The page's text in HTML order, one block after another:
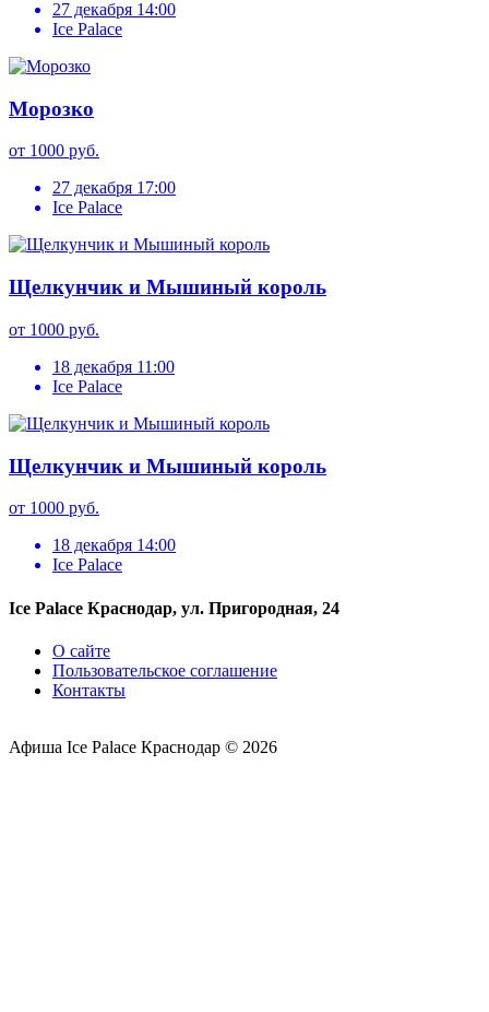
27 декабря 14:00
Ice Palace
Морозко
от 1000 руб.
27 декабря 17:00
Ice Palace
Щелкунчик и Мышиный король
от 1000 руб.
18 декабря 11:00
Ice Palace
Щелкунчик и Мышиный король
от 1000 руб.
18 декабря 14:00
Ice Palace
Ice Palace Краснодар, ул. Пригородная, 24
О сайте
Пользовательское соглашение
Контакты
Афиша Ice Palace Краснодар © 2026